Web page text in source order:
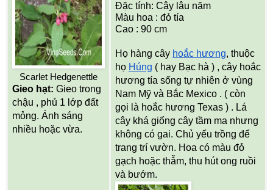
Scarlet Hedgenettle
Gieo hạt: Gieo trong
chậu , phủ 1 lớp đất
mỏng. Ánh sáng
nhiều hoặc vừa.
Đặc tính: Cây lâu năm
Màu hoa : đỏ tía
Cao : 90 cm
Họ hàng cây hoắc hương, thuộc
họ Húng ( hay Bạc hà ) , cây hoắc
hương tía sống tự nhiên ở vùng
Nam Mỹ và Bắc Mexico . ( còn
gọi là hoắc hương Texas ) . Lá
cây khá giống cây tầm ma nhưng
không có gai. Chủ yếu trồng để
trang trí vườn. Hoa có màu đỏ
gạch hoặc thẫm, thu hút ong ruồi
và bướm.